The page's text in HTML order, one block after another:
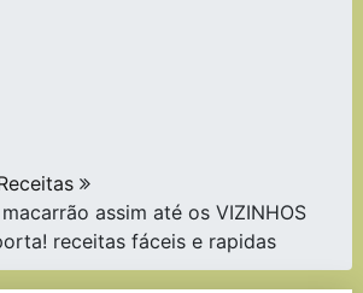
assim até os VIZINHOS
receitas fáceis e rapidas